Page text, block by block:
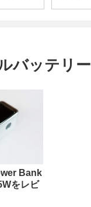
バッテリー
Bank
をレビ